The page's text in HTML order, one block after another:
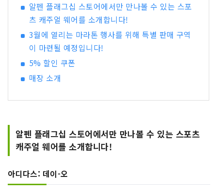
알펜 플래그십 스토어에서만 만나볼 수 있는 스포
츠 캐주얼 웨어를 소개합니다!
3월에 열리는 마라톤 행사를 위해 특별 판매 구역
이 마련될 예정입니다!
5% 할인 쿠폰
매장 소개
알펜 플래그십 스토어에서만 만나볼 수 있는 스포츠
캐주얼 웨어를 소개합니다!
아디다스: 데이-오